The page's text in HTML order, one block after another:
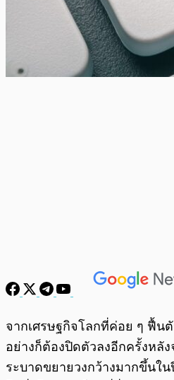
พร้อมเล่น
จากเศรษฐกิจโลกที่ค่อย ๆ ฟื้น
อย่างก็ต้องปิดตัวลงอีกครั้งหลั
ระบาดขยายวงกว้างมากขึ้นใ